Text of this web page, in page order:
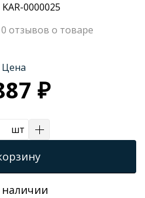
KAR-0000025
0 отзывов о товаре
Цена
₽
шт
наличии